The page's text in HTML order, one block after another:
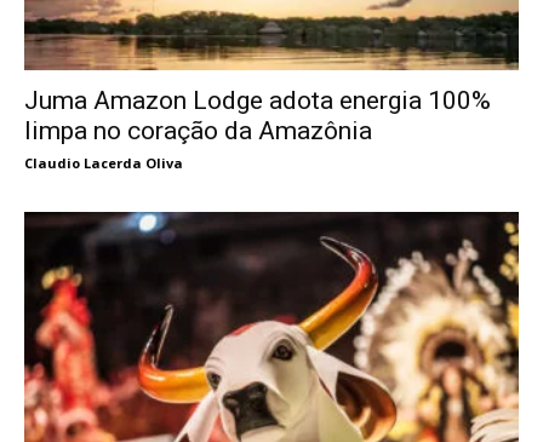
Juma Amazon Lodge adota energia 100%
limpa no coração da Amazônia
Claudio Lacerda Oliva